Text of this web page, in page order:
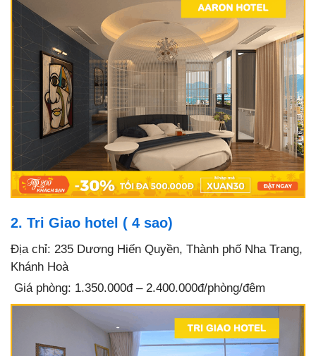
2. Tri Giao hotel ( 4 sao)
Địa chỉ: 235 Dương Hiến Quyền, Thành phố Nha Trang,
Khánh Hoà
Giá phòng: 1.350.000đ – 2.400.000đ/phòng/đêm